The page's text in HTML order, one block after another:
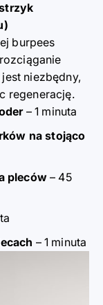
burpees
niezbędny,
regenerację.
– 1 minuta
na stojąco
pleców– 45
– 1 minuta